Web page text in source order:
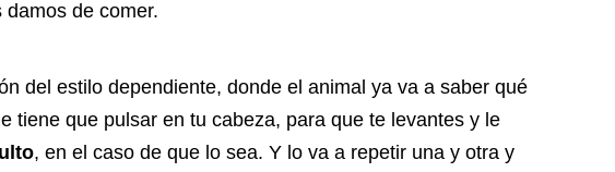
de comer.
del estilo dependiente, donde el animal ya va a saber qué
tiene que pulsar en tu cabeza, para que te levantes y le
, en el caso de que lo sea. Y lo va a repetir una y otra y